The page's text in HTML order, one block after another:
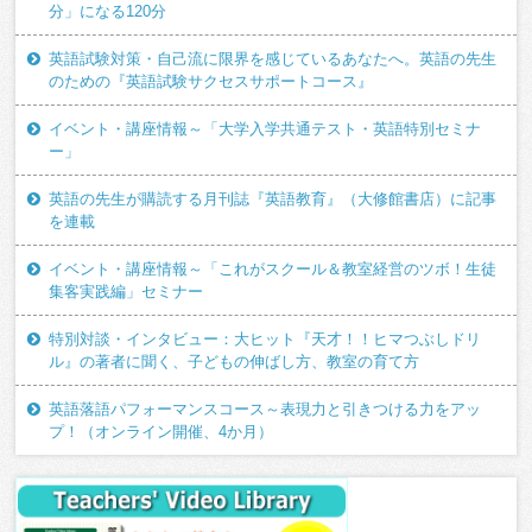
分」になる120分
英語試験対策・自己流に限界を感じているあなたへ。英語の先生
のための『英語試験サクセスサポートコース』
イベント・講座情報～「大学入学共通テスト・英語特別セミナ
ー」
英語の先生が購読する月刊誌『英語教育』（大修館書店）に記事
を連載
イベント・講座情報～「これがスクール＆教室経営のツボ！生徒
集客実践編」セミナー
特別対談・インタビュー：大ヒット『天才！！ヒマつぶしドリ
ル』の著者に聞く、子どもの伸ばし方、教室の育て方
英語落語パフォーマンスコース～表現力と引きつける力をアッ
プ！（オンライン開催、4か月）